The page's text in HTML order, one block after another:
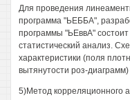
Для проведения
программа "ЬЕББА",
программы "ЬЕввА"
статистический анализ.
характеристики (поля
вытянутости роз-
5)Метод корреляционного